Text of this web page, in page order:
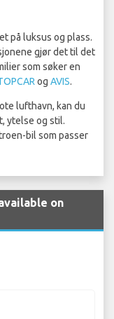
på luksus og plass.
gjør det til det
som søker en
og AVIS.
lufthavn, kan du
ytelse og stil.
bil som passer
on